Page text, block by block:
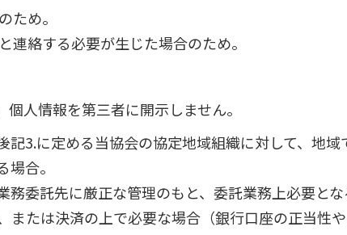
ため。
連絡する必要が生じた場合のため。
人情報を第三者に開示しません。
記3.に定める当協会の協定地域組織に対して、地
合。
務委託先に厳正な管理のもと、委託業務上必要とな
または決済の上で必要な場合（銀行口座の正当性